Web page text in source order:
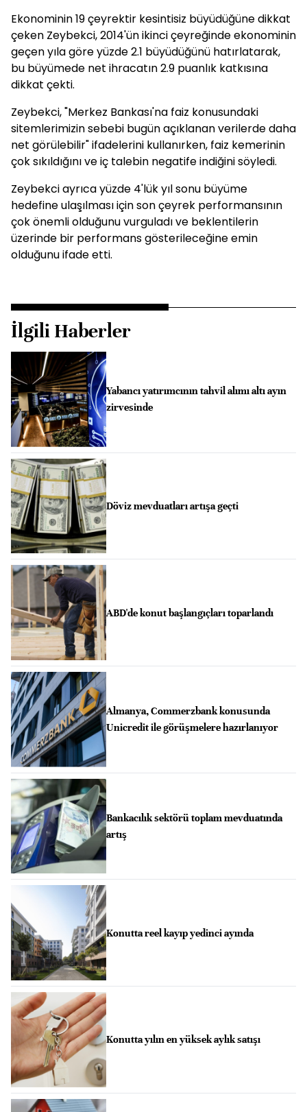
Ekonominin 19 çeyrektir kesintisiz büyüdüğüne dikkat
çeken Zeybekci, 2014'ün ikinci çeyreğinde ekonominin
geçen yıla göre yüzde 2.1 büyüdüğünü hatırlatarak,
bu büyümede net ihracatın 2.9 puanlık katkısına
dikkat çekti.
Zeybekci, "Merkez Bankası'na faiz konusundaki
sitemlerimizin sebebi bugün açıklanan verilerde daha
net görülebilir" ifadelerini kullanırken, faiz kemerinin
çok sıkıldığını ve iç talebin negatife indiğini söyledi.
Zeybekci ayrıca yüzde 4'lük yıl sonu büyüme
hedefine ulaşılması için son çeyrek performansının
çok önemli olduğunu vurguladı ve beklentilerin
üzerinde bir performans gösterileceğine emin
olduğunu ifade etti.
İlgili Haberler
Yabancı yatırımcının tahvil alımı altı ayın
zirvesinde
Döviz mevduatları artışa geçti
ABD'de konut başlangıçları toparlandı
Almanya, Commerzbank konusunda
Unicredit ile görüşmelere hazırlanıyor
Bankacılık sektörü toplam mevduatında
artış
Konutta reel kayıp yedinci ayında
Konutta yılın en yüksek aylık satışı